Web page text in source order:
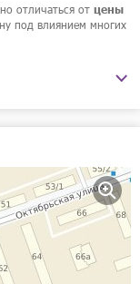
отличаться от цены
под влиянием многих